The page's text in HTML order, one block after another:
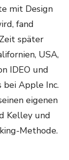
mit Design
fand
später
USA,
IDEO und
bei Apple Inc.
eigenen
Kelley und
Methode.